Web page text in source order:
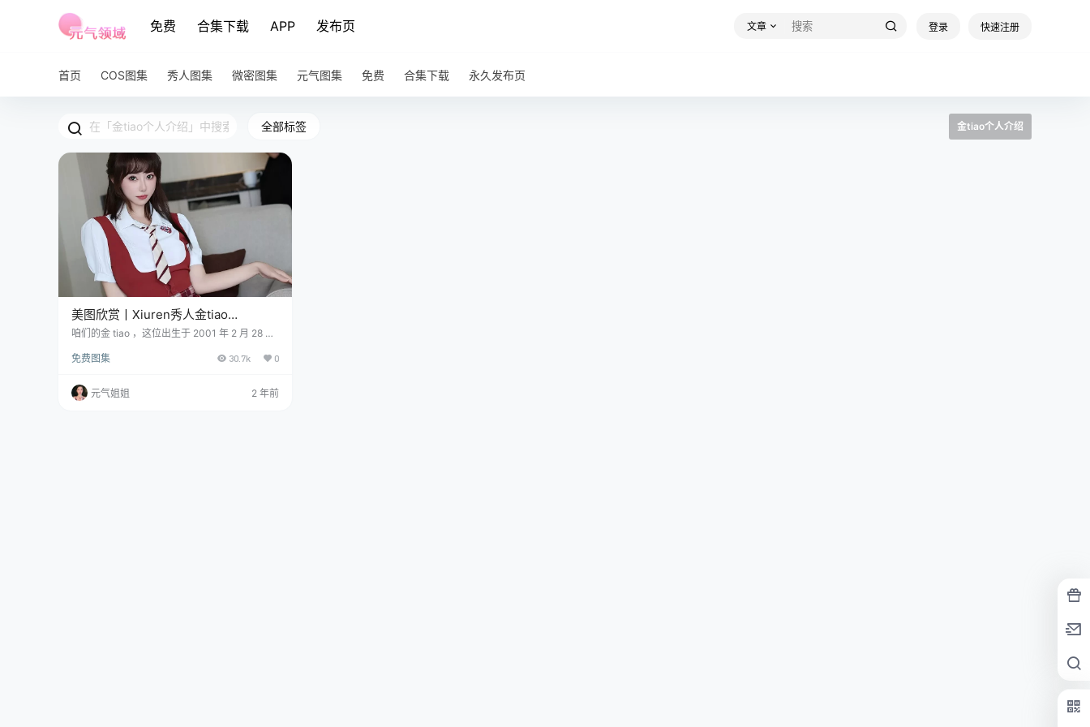
免费 合集下载 APP 发布页 文章 登录 快速注册
首页 COS图集 秀人图集 微密图集 元气图集 免费 合集下载 永久发布页
全部标签 金tiao个人介绍
美图欣赏丨Xiuren秀人金tiao
NO.7851[77+1P／748MB]
咱们的金 tiao ，这位出生于 2001 年 2 月 28 日
辰。 免费套图，文章末尾获取 她那一米六左右
众多模特中独树一帜的标志。 在 7851 期作品的
拍摄现场，那可是一片繁忙而又充满惊喜的景
免费图集 30.7k 0
元气姐姐 2 年前